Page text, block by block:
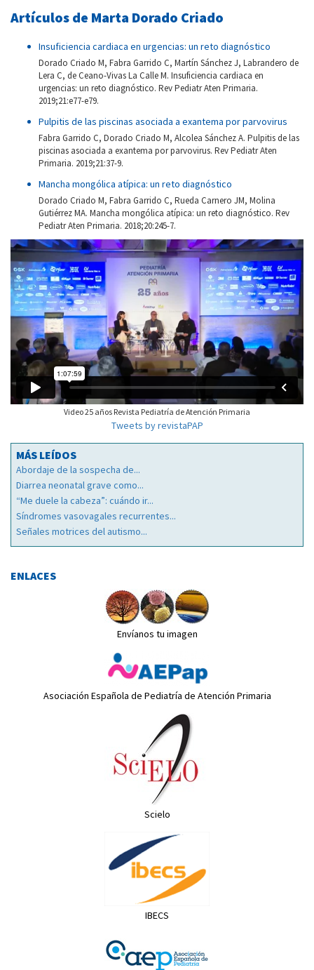
Artículos de Marta Dorado Criado
Insuficiencia cardiaca en urgencias: un reto diagnóstico
Dorado Criado M, Fabra Garrido C, Martín Sánchez J, Labrandero de
Lera C, de Ceano-Vivas La Calle M. Insuficiencia cardiaca en
urgencias: un reto diagnóstico. Rev Pediatr Aten Primaria.
2019;21:e77-e79.
Pulpitis de las piscinas asociada a exantema por parvovirus
Fabra Garrido C, Dorado Criado M, Alcolea Sánchez A. Pulpitis de las
piscinas asociada a exantema por parvovirus. Rev Pediatr Aten
Primaria. 2019;21:37-9.
Mancha mongólica atípica: un reto diagnóstico
Dorado Criado M, Fabra Garrido C, Rueda Carnero JM, Molina
Gutiérrez MA. Mancha mongólica atípica: un reto diagnóstico. Rev
Pediatr Aten Primaria. 2018;20:245-7.
Video 25 años Revista Pediatría de Atención Primaria
Tweets by revistaPAP
MÁS LEÍDOS
Abordaje de la sospecha de...
Diarrea neonatal grave como...
“Me duele la cabeza”: cuándo ir...
Síndromes vasovagales recurrentes...
Señales motrices del autismo...
ENLACES
Envíanos tu imagen
Asociación Española de Pediatría de Atención Primaria
Scielo
IBECS